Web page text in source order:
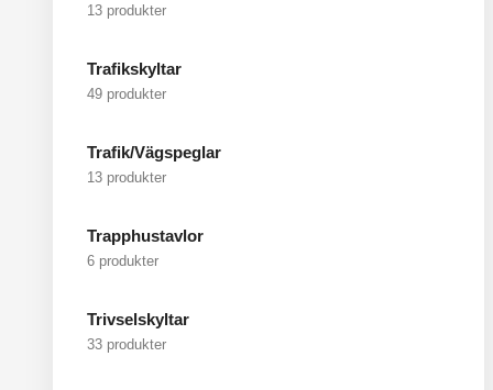
13 produkter
Trafikskyltar
49 produkter
Trafik/Vägspeglar
13 produkter
Trapphustavlor
6 produkter
Trivselskyltar
33 produkter